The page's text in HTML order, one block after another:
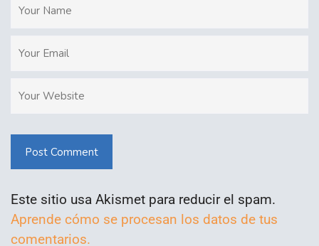
Post Comment
Este sitio usa Akismet para reducir el spam.
Aprende cómo se procesan los datos de tus
comentarios.